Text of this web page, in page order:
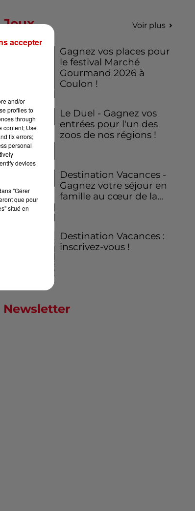
Jeux Voir plus
Gagnez vos places pour
le festival Marché
Gourmand 2026 à
Coulon !
Le Duel - Gagnez vos
entrées pour l'un des
zoos de nos régions !
Destination Vacances -
Gagnez votre séjour en
famille au cœur de la...
Destination Vacances :
inscrivez-vous !
Newsletter
and/or
profiles to
through
content; Use
fix errors;
personal
devices
"Gérer
que pour
situé en
accepter